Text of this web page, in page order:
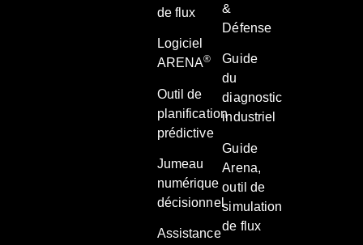
de flux
Logiciel
ARENA®
Outil de
planification
prédictive
Jumeau
numérique
décisionnel
Assistance
&
Défense
Guide
du
diagnostic
industriel
Guide
Arena,
outil de
simulation
de flux